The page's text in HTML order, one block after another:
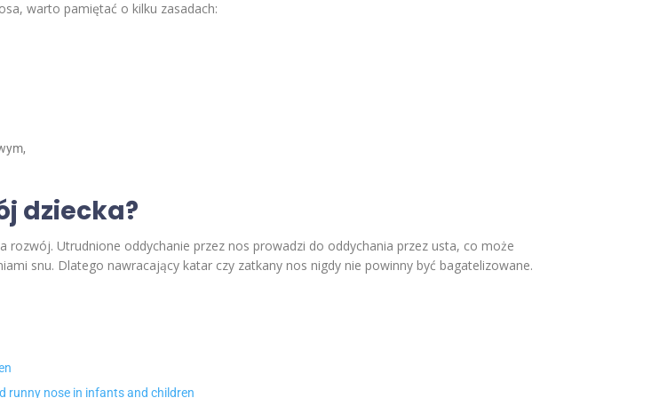
warto pamiętać o kilku zasadach:
dziecka?
rozwój. Utrudnione oddychanie przez nos prowadzi do oddychania przez usta, co może
snu. Dlatego nawracający katar czy zatkany nos nigdy nie powinny być bagatelizowane.
runny nose in infants and children